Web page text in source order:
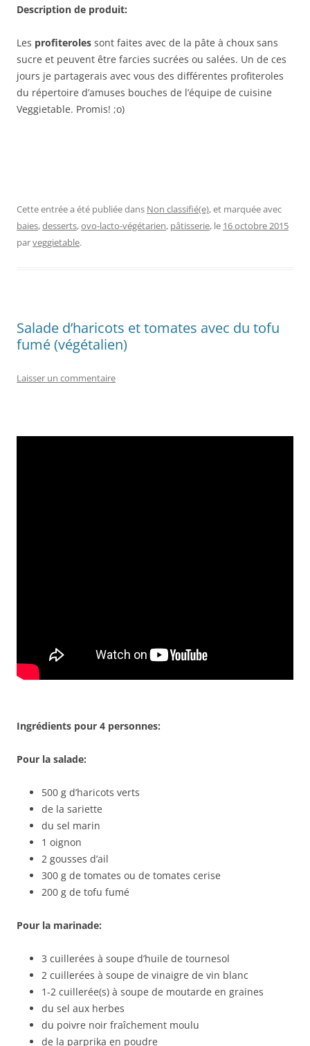
Description de produit:
Les profiteroles sont faites avec de la pâte à choux sans
sucre et peuvent être farcies sucrées ou salées. Un de ces
jours je partagerais avec vous des différentes profiteroles
du répertoire d’amuses bouches de l’équipe de cuisine
Veggietable. Promis! ;o)
Cette entrée a été publiée dans Non classifié(e), et marquée avec
baies,desserts,ovo-lacto-végétarien, pâtisserie, le 16 octobre 2015
parveggietable.
Salade d’haricots et tomates avec du tofu
fumé (végétalien)
Laisser un commentaire
Ingrédients pour 4 personnes:
Pour la salade:
500 g d’haricots verts
de la sariette
du sel marin
1 oignon
2 gousses d’ail
300 g de tomates ou de tomates cerise
200 g de tofu fumé
Pour la marinade:
3 cuillerées à soupe d’huile de tournesol
2 cuillerées à soupe de vinaigre de vin blanc
1-2 cuillerée(s) à soupe de moutarde en graines
du sel aux herbes
du poivre noir fraîchement moulu
de la parprika en poudre